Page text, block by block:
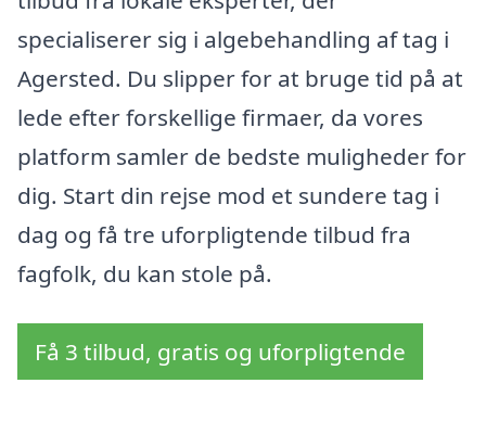
specialiserer sig i algebehandling af tag i
Agersted. Du slipper for at bruge tid på at
lede efter forskellige firmaer, da vores
platform samler de bedste muligheder for
dig. Start din rejse mod et sundere tag i
dag og få tre uforpligtende tilbud fra
fagfolk, du kan stole på.
Få 3 tilbud, gratis og uforpligtende